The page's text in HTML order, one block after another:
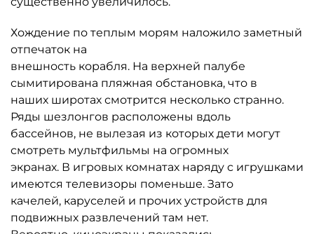
Хождение по теплым морям наложило заметный
отпечаток на
внешность корабля. На верхней палубе
сымитирована пляжная обстановка, что в
наших широтах смотрится несколько странно.
Ряды шезлонгов расположены вдоль
бассейнов, не вылезая из которых дети могут
смотреть мультфильмы на огромных
экранах. В игровых комнатах наряду с игрушками
имеются телевизоры поменьше. Зато
качелей, каруселей и прочих устройств для
подвижных развлечений там нет.